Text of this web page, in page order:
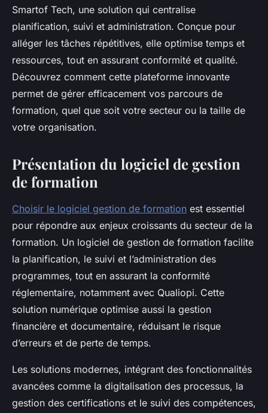
Smartof Tech, une solution qui centralise
planification, suivi et administration. Conçue pour
alléger les tâches répétitives, elle optimise temps et
ressources, tout en assurant conformité et qualité.
Découvrez comment cette plateforme innovante
permet de gérer efficacement vos parcours de
formation, quel que soit votre secteur ou la taille de
votre organisation.
Présentation du logiciel de gestion
de formation
Choisir le logiciel gestion de formation est essentiel
pour répondre aux enjeux croissants du secteur de la
formation. Un logiciel de gestion de formation facilite
la planification, le suivi et l’administration des
programmes, tout en assurant la conformité
réglementaire, notamment avec Qualiopi. Cette
solution numérique optimise aussi la gestion
financière et documentaire, réduisant le risque
d’erreurs et de perte de temps.
Les solutions modernes, intégrant des fonctionnalités
avancées comme la digitalisation des processus, la
gestion des certifications et le suivi des compétences,